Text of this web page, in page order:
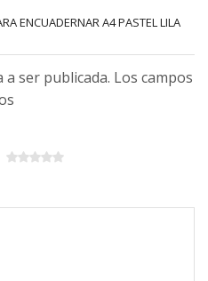
ENCUADERNAR A4 PASTEL LILA
ser publicada. Los campos